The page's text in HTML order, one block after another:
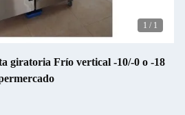
1 / 1
giratoria Frío vertical -10/-0 o -18